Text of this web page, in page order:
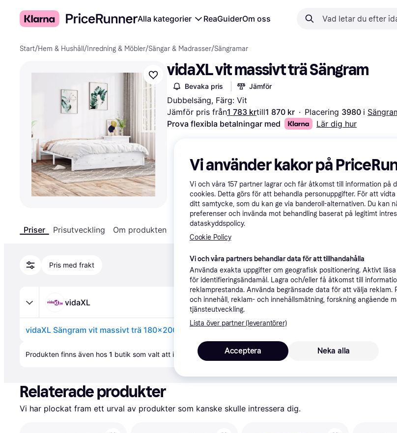
Alla kategorier ReaGuiderOm oss
Start/Hem & Hushåll / Inredning & Möbler/Sängar & Madrasser/Sängramar
vidaXL vit massivt trä Sängram
Bevaka pris Jämför
Dubbelsäng, Färg: Vit
Jämför pris från1 783 krtill1 870 kr · Placering 3980 i
Prova flexibla betalningar med
Lär dig hur
Priser Prisutveckling Om produkten Specifikationer
Pris med frakt
vidaXL
vidaXL Sängram vit massivt trä 180x200 cm
Produkten finns även hos 1 butik som valt att inte samarbeta med PriceRunner.
Relaterade produkter
Vi har plockat fram ett urval av produkter som kanske skulle intressera dig.
Vi använder kakor på
Vi och våra 157 partner lagrar och får åtkomst till information på
cookies. Detta görs för att behandla personuppgifter. För att
ditt samtycke, som du kan ge via banderoll-alternativen. Du kan
preferenser och invända mot behandling baserat på legitimt
dataskyddspolicy.
Cookie Policy
Vi och våra partners behandlar data för att tillhandahålla
Använda exakta uppgifter om geografisk positionering. Aktivt
för identifieringsändamål. Lagra och/eller få åtkomst till
reklamprestanda. Använda begränsade data för att välja reklam.
och innehåll, reklam- och innehållsmätning, forskning angående
tjänsteutveckling.
Lista över partner (leverantörer)
Neka alla
Acceptera